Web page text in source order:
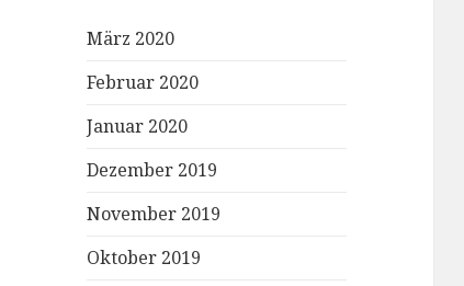
März 2020
Februar 2020
Januar 2020
Dezember 2019
November 2019
Oktober 2019